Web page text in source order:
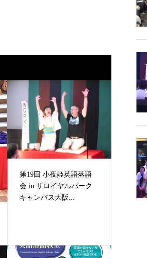
第19回 小夜姫英語落語
会 in ザロイヤルパーク
キャンバス大阪...